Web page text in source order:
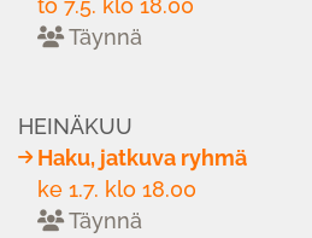
to 7.5. klo 18.00
Täynnä
HEINÄKUU
Haku, jatkuva ryhmä
ke 1.7. klo 18.00
Täynnä